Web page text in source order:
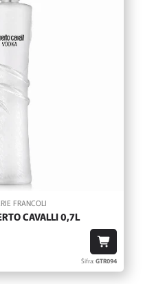
FRANCOLI
CAVALLI 0,7L
Šifra:GTR094